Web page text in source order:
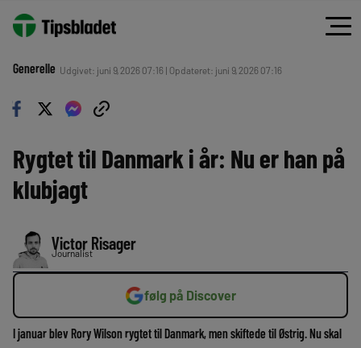
Generelle Udgivet: juni 9, 2026 07:16 | Opdateret: juni 9, 2026 07:16
Rygtet til Danmark i år: Nu er han på
klubjagt
Victor Risager
Journalist
følg på Discover
I januar blev Rory Wilson rygtet til Danmark, men skiftede til Østrig. Nu skal